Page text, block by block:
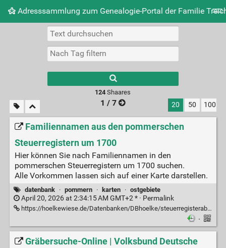
Adresssammlung zum Genealogie-Portal der Familie
Täglich RSS Feed
124 Shaares
1 / 7 20 50 100
Familiennamen aus den pommerschen
Steuerregistern um 1700
Hier können Sie nach Familiennamen in den
pommerschen Steuerregistern um 1700 suchen.
Alle Vorkommen lassen sich auf einer Karte darstellen.
datenbank · pommern · karten · ostgebiete
April 20, 2026 at 2:34:15 AM GMT+2 * · Permalink
https://hoelkewiese.de/Datenbanken/DBhoelke/steuerregisterabfrage.php
·
Gräbersuche-Online | Volksbund Deutsche